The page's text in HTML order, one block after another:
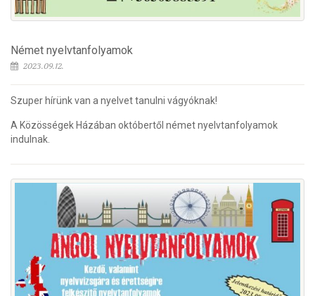
Német nyelvtanfolyamok
2023.09.12.
Szuper hírünk van a nyelvet tanulni vágyóknak!
A Közösségek Házában októbertől német nyelvtanfolyamok
indulnak.